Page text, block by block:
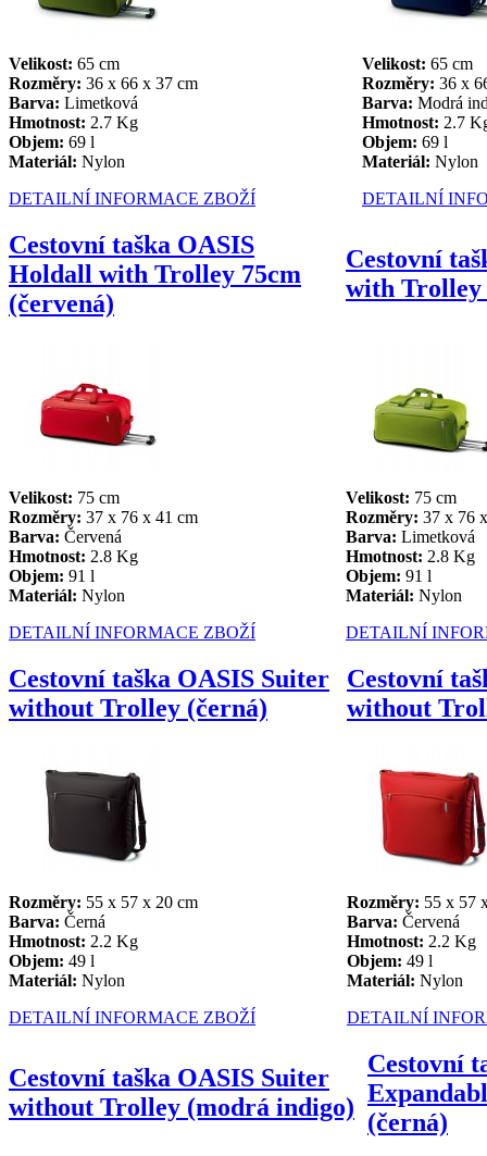
Velikost: 65 cm
Rozměry: 36 x 66 x 37 cm
Barva: Limetková
Hmotnost: 2.7 Kg
Objem: 69 l
Materiál: Nylon
Velikost: 65 cm
Rozměry: 36 x
Barva: Modrá
Hmotnost: 2.7
Objem: 69 l
Materiál: Nylon
DETAILNÍ INFORMACE ZBOŽÍ
DETAILNÍ
Cestovní taška OASIS
Holdall with Trolley 75cm
(červená)
Cestovní
with Trolley
Velikost: 75 cm
Rozměry: 37 x 76 x 41 cm
Barva: Červená
Hmotnost: 2.8 Kg
Objem: 91 l
Materiál: Nylon
Velikost: 75 cm
Rozměry: 37 x 76
Barva: Limetková
Hmotnost: 2.8 Kg
Objem: 91 l
Materiál: Nylon
DETAILNÍ INFORMACE ZBOŽÍ
DETAILNÍ
Cestovní taška OASIS Suiter
without Trolley (černá)
Cestovní
without
Rozměry: 55 x 57 x 20 cm
Barva: Černá
Hmotnost: 2.2 Kg
Objem: 49 l
Materiál: Nylon
Rozměry: 55 x 57
Barva: Červená
Hmotnost: 2.2 Kg
Objem: 49 l
Materiál: Nylon
DETAILNÍ INFORMACE ZBOŽÍ
DETAILNÍ
Cestovní taška OASIS Suiter
without Trolley (modrá indigo)
Cestovní
(černá)